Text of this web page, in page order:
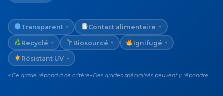
Transparent ~ Contact alimentaire ~
Recyclé ~ Biosourcé ~ Ignifugé ~
Résistant UV ~
✓ Ce grade répond à ce critère ~Des grades spécialisés peuvent y répondre